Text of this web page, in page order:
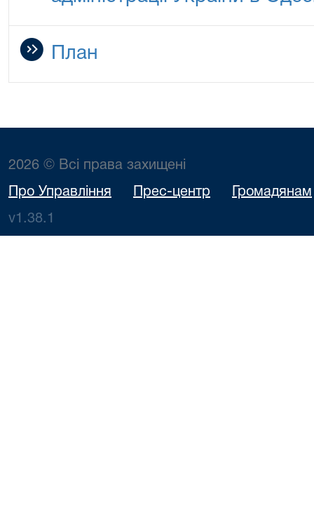
План
2026 © Всі права захищені
Про Управління Прес-центр Громадянам
v1.38.1